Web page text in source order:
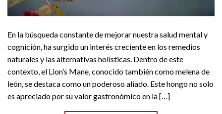
En la búsqueda constante de mejorar nuestra salud mental y
cognición, ha surgido un interés creciente en los remedios
naturales y las alternativas holísticas. Dentro de este
contexto, el Lion’s Mane, conocido también como melena de
león, se destaca como un poderoso aliado. Este hongo no solo
es apreciado por su valor gastronómico en la […]